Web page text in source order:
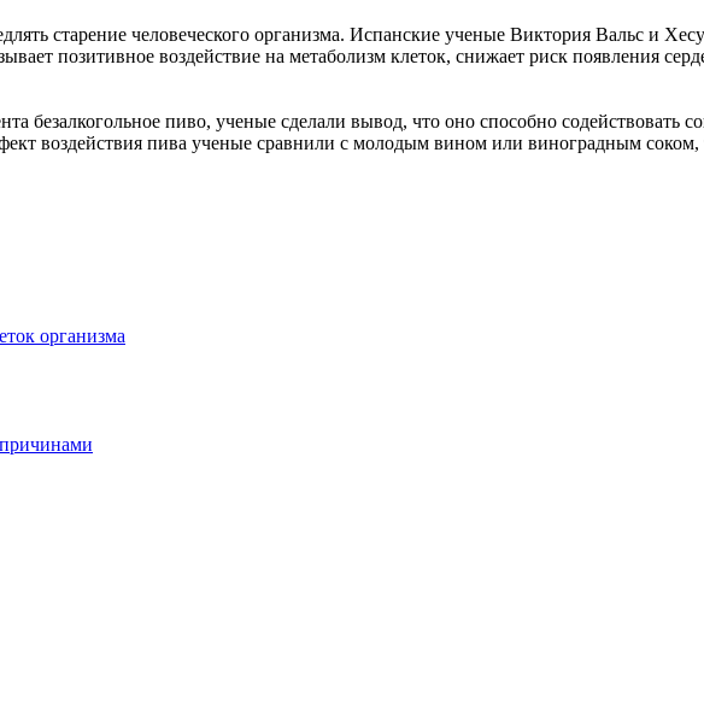
старение человеческого организма. Испанские ученые Виктория Вальс и
позитивное воздействие на метаболизм клеток, снижает риск появления
безалкогольное пиво, ученые сделали вывод, что оно способно содействовать
воздействия пива ученые сравнили с молодым вином или виноградным
организма